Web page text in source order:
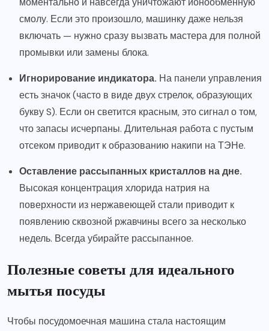
смолу. Если это произошло, машинку даже нельзя
включать — нужно сразу вызвать мастера для полной
промывки или замены блока.
Игнорирование индикатора. На панели управления
есть значок (часто в виде двух стрелок, образующих
букву S). Если он светится красным, это сигнал о том,
что запасы исчерпаны. Длительная работа с пустым
отсеком приводит к образованию накипи на ТЭНе.
Оставление рассыпанных кристаллов на дне.
Высокая концентрация хлорида натрия на
поверхности из нержавеющей стали приводит к
появлению сквозной ржавчины всего за несколько
недель. Всегда убирайте рассыпанное.
Полезные советы для идеального
мытья посуды
Чтобы посудомоечная машина стала настоящим